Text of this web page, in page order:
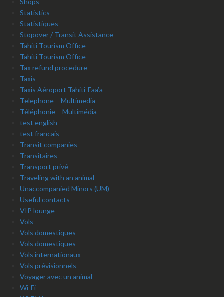
Shops
Statistics
Statistiques
Stopover / Transit Assistance
Tahiti Tourism Office
Tahiti Tourism Office
Tax refund procedure
Taxis
Taxis Aéroport Tahiti-Faa’a
Telephone – Multimedia
Téléphonie – Multimédia
test english
test francais
Transit companies
Transitaires
Transport privé
Traveling with an animal
Unaccompanied Minors (UM)
Useful contacts
VIP lounge
Vols
Vols domestiques
Vols domestiques
Vols internationaux
Vols prévisionnels
Voyager avec un animal
Wi-Fi